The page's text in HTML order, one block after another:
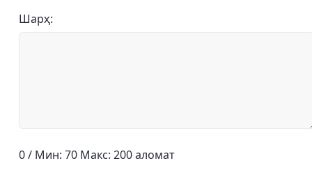
Шарҳ:
0 / Мин: 70 Макс: 200 аломат